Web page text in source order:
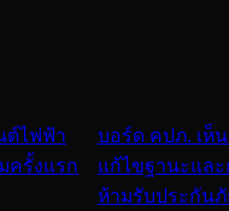
ต์ไฟฟ้า
ครั้งแรก
บอร์ด คปภ. เห็
แก้ไขฐานะและ
ห้ามรับประกันภั